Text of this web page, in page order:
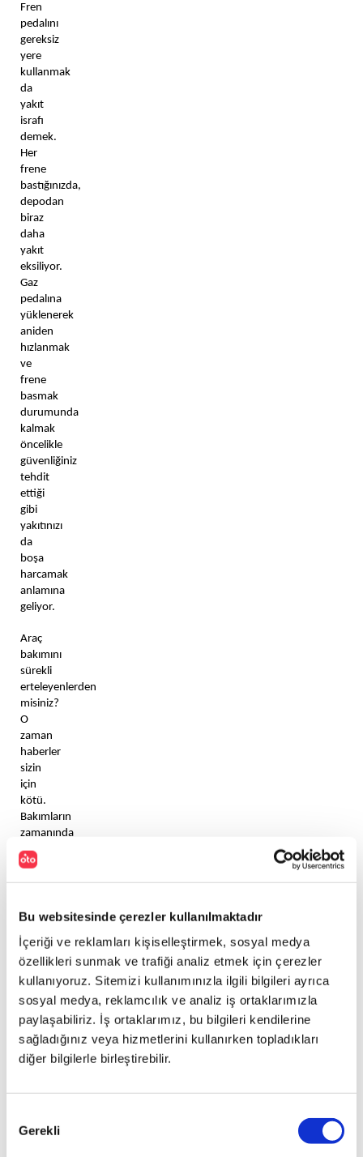
Bu websitesinde çerezler kullanılmaktadır
İçeriği ve reklamları kişiselleştirmek, sosyal medya
özellikleri sunmak ve trafiği analiz etmek için çerezler
kullanıyoruz. Sitemizi kullanımınızla ilgili bilgileri ayrıca
sosyal medya, reklamcılık ve analiz iş ortaklarımızla
paylaşabiliriz. İş ortaklarımız, bu bilgileri kendilerine
sağladığınız veya hizmetlerini kullanırken topladıkları
diğer bilgilerle birleştirebilir.
Seçimi
Gerekli
Fren
pedalını
gereksiz
yere
kullanmak
da
yakıt
israfı
demek.
Her
frene
bastığınızda,
depodan
biraz
daha
yakıt
eksiliyor.
Gaz
pedalına
yüklenerek
aniden
hızlanmak
ve
frene
basmak
durumunda
kalmak
öncelikle
güvenliğiniz
tehdit
ettiği
gibi
yakıtınızı
da
boşa
harcamak
anlamına
Araç
bakımını
sürekli
erteleyenlerden
misiniz?
O
zaman
haberler
sizin
için
kötü.
Bakımların
zamanında
yapılmaması
da
araç
tüketimine
durumlardan
biri.
Üstelik
yalnızca
israfını
değil,
arabanızın
de
Motor